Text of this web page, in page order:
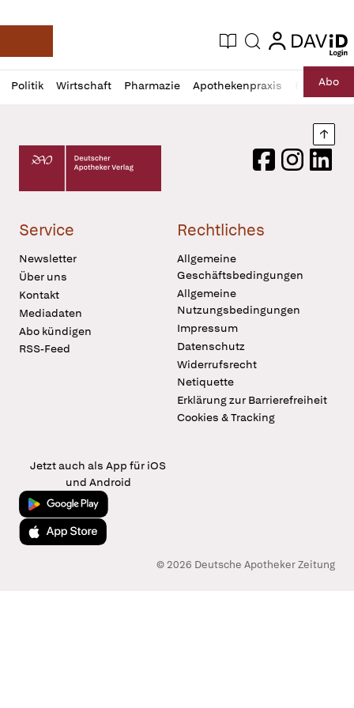
Deutsche Apotheker Zeitung
Aktuelle Ausgabe
Suche login
login
Politik Wirtschaft Pharmazie Apothekenpraxis RechtAbo
Profil
öffnen
Daz
Pur
Deutscher Apotheker Verlag Logo
FacebookInstagram
Service
Newsletter
Über uns
Kontakt
Mediadaten
Abo kündigen
RSS-Feed
Rechtliches
Allgemeine
Geschäftsbedingungen
Allgemeine
Nutzungsbedingungen
Impressum
Datenschutz
Widerrufsrecht
Netiquette
Erklärung zur Barrierefreiheit
Cookies & Tracking
Jetzt auch als App für iOS
und Android
Jetzt bei Google Play
Laden im App Store
© 2026 Deutsche Apotheker Zeitung